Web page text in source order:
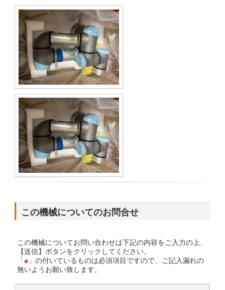
この機械についてのお問合せ
この機械についてお問い合わせは下記の内容をご入力の上、
【送信】ボタンをクリックしてください。
「※ 」の付いているものは必須項目ですので、ご記入漏れの
無いようお願い致します。